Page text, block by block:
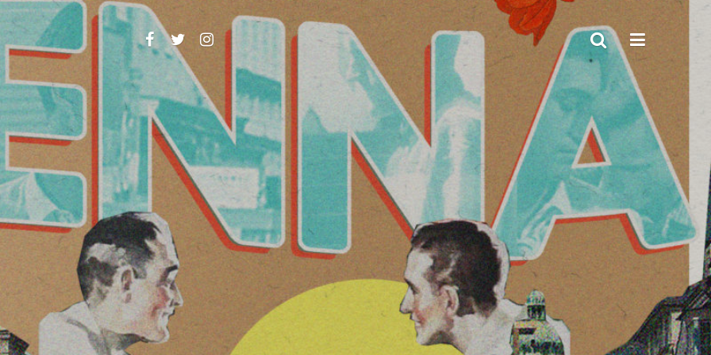
Facebook
TwitterInstagram